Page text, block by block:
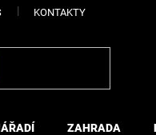
KONTAKTY
ZAHRADA